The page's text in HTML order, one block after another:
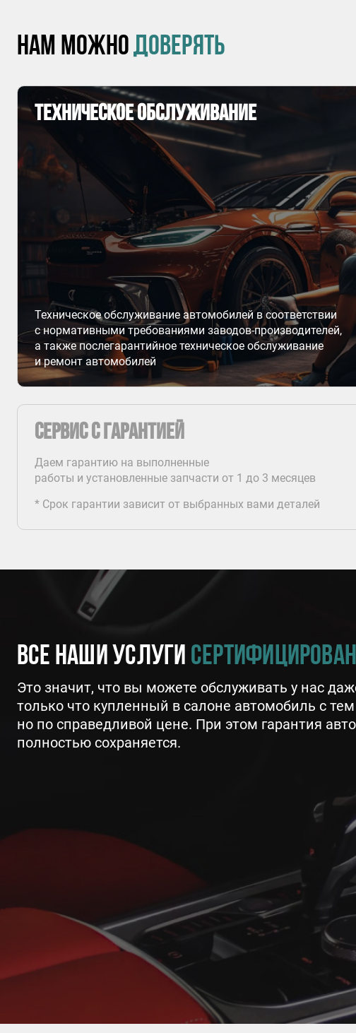
Нам можнодоверять
Техническое обслуживание
Техническое обслуживание автомобилей в соответствии
с нормативными требованиями заводов-производителей,
а также послегарантийное техническое обслуживание
и ремонт автомобилей
Сервис с гарантией
Даем гарантию на выполненные
работы и установленные запчасти от 1 до 3 месяцев
* Срок гарантии зависит от выбранных вами деталей
Все наши услуги
Это значит, что вы можете обслуживать у нас
только что купленный в салоне автомобиль с
но по справедливой цене. При этом гарантия
полностью сохраняется.